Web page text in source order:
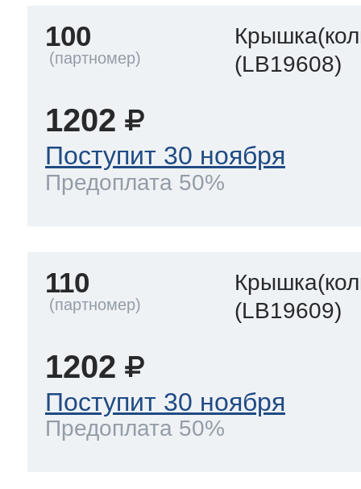
100
(LB19608)
1202
Поступит 30 ноября
Предоплата 50%
110
(LB19609)
1202
Поступит 30 ноября
Предоплата 50%